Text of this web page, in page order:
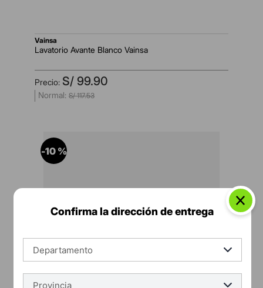
vainsa
Lavatorio Avante Blanco Vainsa
S/ 99.90
S/ 117.53
-10 %
Confirma la dirección de entrega